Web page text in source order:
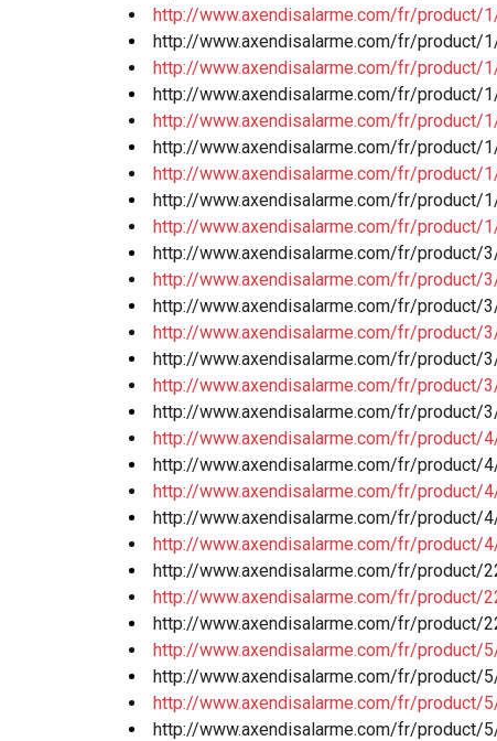
http://www.axendisalarme.com/fr/product/
http://www.axendisalarme.com/fr/product/
http://www.axendisalarme.com/fr/product/
http://www.axendisalarme.com/fr/
http://www.axendisalarme.com/fr/product/
http://www.axendisalarme.com/fr/product/
http://www.axendisalarme.com/fr/product/
http://www.axendisalarme.com/fr/product/
http://www.axendisalarme.com/fr/product/
http://www.axendisalarme.com/fr/
http://www.axendisalarme.com/fr/product/
http://www.axendisalarme.com/fr/
http://www.axendisalarme.com/fr/
http://www.axendisalarme.com/fr/
http://www.axendisalarme.com/fr/
http://www.axendisalarme.com/fr/product/
http://www.axendisalarme.com/fr/product/
http://www.axendisalarme.com/fr/product/
http://www.axendisalarme.com/fr/product/
http://www.axendisalarme.com/fr/product/
http://www.axendisalarme.com/fr/product/
http://www.axendisalarme.com/fr/product/
http://www.axendisalarme.com/fr/product/
http://www.axendisalarme.com/fr/product/
http://www.axendisalarme.com/fr/product/
http://www.axendisalarme.com/fr/product/
http://www.axendisalarme.com/fr/product/
http://www.axendisalarme.com/fr/product/